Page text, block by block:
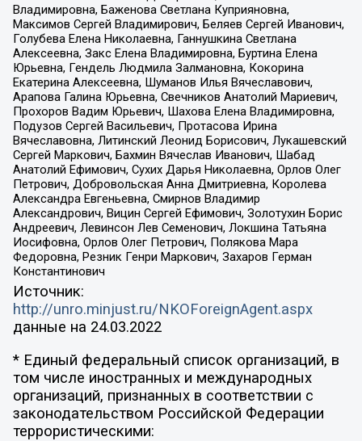
Владимировна, Баженова Светлана Куприяновна,
Максимов Сергей Владимирович, Беляев Сергей Иванович,
Голубева Елена Николаевна, Ганнушкина Светлана
Алексеевна, Закс Елена Владимировна, Буртина Елена
Юрьевна, Гендель Людмила Залмановна, Кокорина
Екатерина Алексеевна, Шуманов Илья Вячеславович,
Арапова Галина Юрьевна, Свечников Анатолий Мариевич,
Прохоров Вадим Юрьевич, Шахова Елена Владимировна,
Подузов Сергей Васильевич, Протасова Ирина
Вячеславовна, Литинский Леонид Борисович, Лукашевский
Сергей Маркович, Бахмин Вячеслав Иванович, Шабад
Анатолий Ефимович, Сухих Дарья Николаевна, Орлов Олег
Петрович, Добровольская Анна Дмитриевна, Королева
Александра Евгеньевна, Смирнов Владимир
Александрович, Вицин Сергей Ефимович, Золотухин Борис
Андреевич, Левинсон Лев Семенович, Локшина Татьяна
Иосифовна, Орлов Олег Петрович, Полякова Мара
Федоровна, Резник Генри Маркович, Захаров Герман
Константинович
Источник:
http://unro.minjust.ru/NKOForeignAgent.aspx
данные на 24.03.2022
* Единый федеральный список организаций, в
том числе иностранных и международных
организаций, признанных в соответствии с
законодательством Российской Федерации
террористическими: